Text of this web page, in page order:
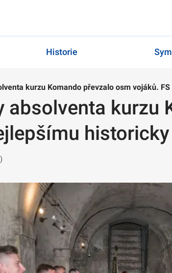
Historie
kurzu Komando převzalo osm vojáků.
absolventa kurzu